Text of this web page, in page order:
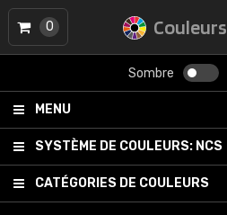
Couleurs
Sombre
MENU
SYSTÈME DE COULEURS: NCS
CATÉGORIES DE COULEURS
0